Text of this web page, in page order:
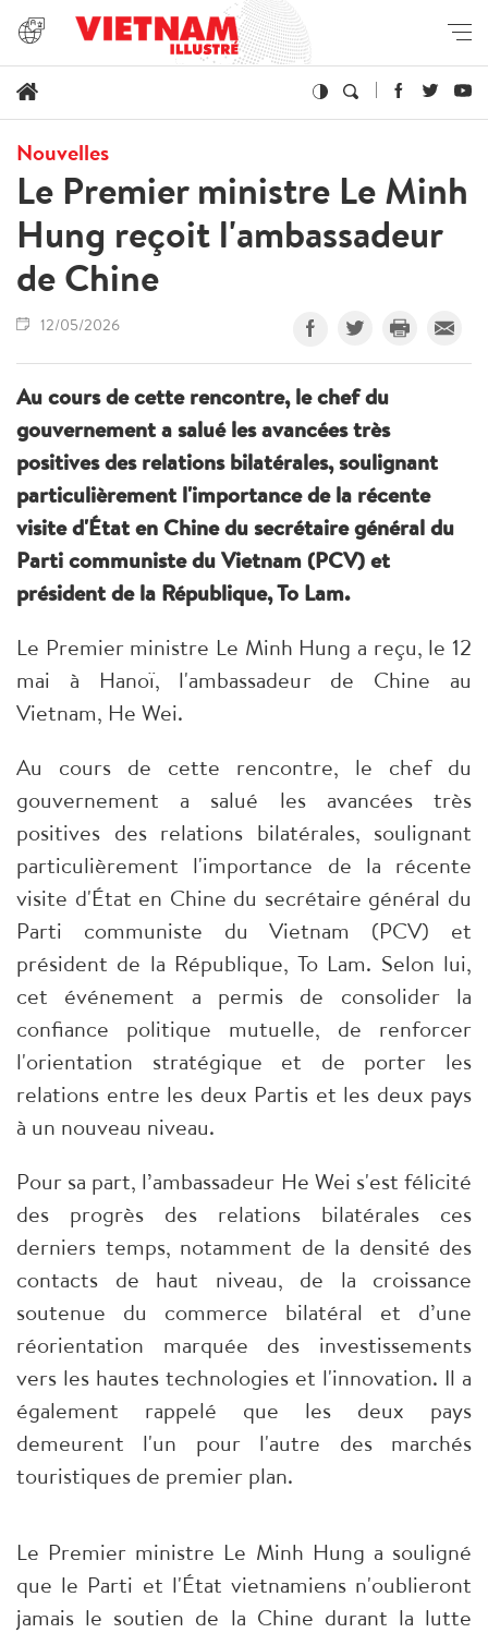
Nouvelles
Le Premier ministre Le Minh
Hung reçoit l'ambassadeur
de Chine
12/05/2026
Au cours de cette rencontre, le chef du
gouvernement a salué les avancées très
positives des relations bilatérales, soulignant
particulièrement l'importance de la récente
visite d'État en Chine du secrétaire général du
Parti communiste du Vietnam (PCV) et
président de la République, To Lam.
Le Premier ministre Le Minh Hung a reçu, le 12
mai à Hanoï, l'ambassadeur de Chine au
Vietnam, He Wei.
Au cours de cette rencontre, le chef du
gouvernement a salué les avancées très
positives des relations bilatérales, soulignant
particulièrement l'importance de la récente
visite d'État en Chine du secrétaire général du
Parti communiste du Vietnam (PCV) et
président de la République, To Lam. Selon lui,
cet événement a permis de consolider la
confiance politique mutuelle, de renforcer
l'orientation stratégique et de porter les
relations entre les deux Partis et les deux pays
à un nouveau niveau.
Pour sa part, l’ambassadeur He Wei s'est félicité
des progrès des relations bilatérales ces
derniers temps, notamment de la densité des
contacts de haut niveau, de la croissance
soutenue du commerce bilatéral et d’une
réorientation marquée des investissements
vers les hautes technologies et l'innovation. Il a
également rappelé que les deux pays
demeurent l'un pour l'autre des marchés
touristiques de premier plan.
Le Premier ministre Le Minh Hung a souligné
que le Parti et l'État vietnamiens n'oublieront
jamais le soutien de la Chine durant la lutte